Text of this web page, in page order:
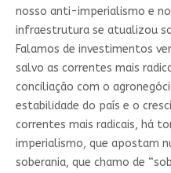
nosso anti-imperialismo e
infraestrutura se atualizou
Falamos de investimentos
salvo as correntes mais
conciliação com o
estabilidade do país e o
correntes mais radicais, há
imperialismo, que apostam
soberania, que chamo de